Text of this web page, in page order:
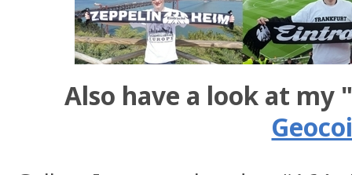
Also have a look at my "